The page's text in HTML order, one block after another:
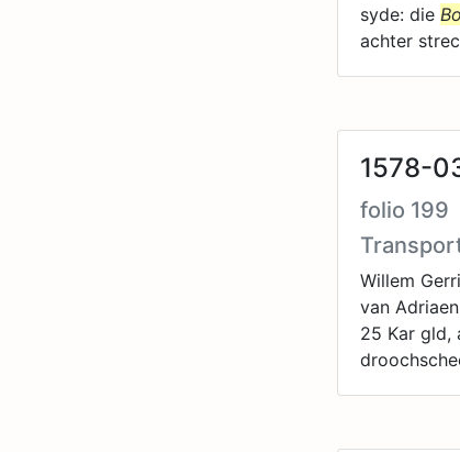
syde: die
achter
1578-
folio 199
Willem
van
25 Kar gld,